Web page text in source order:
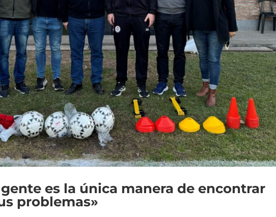
es la única manera de encontrar
problemas»